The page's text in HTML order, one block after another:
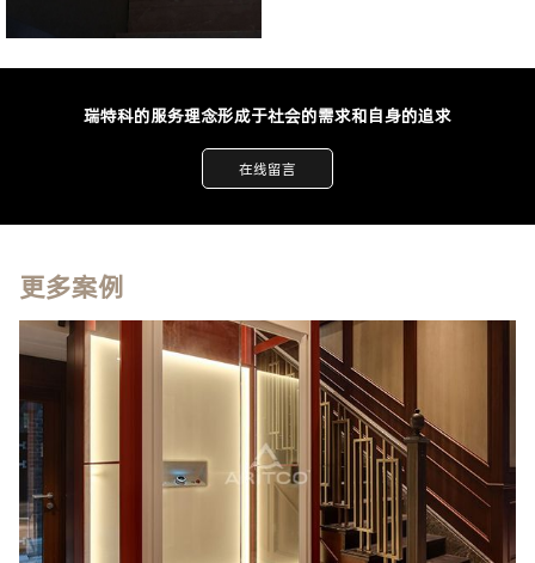
瑞特科的服务理念形成于社会的需求和自身的追求
在线留言
更多案例